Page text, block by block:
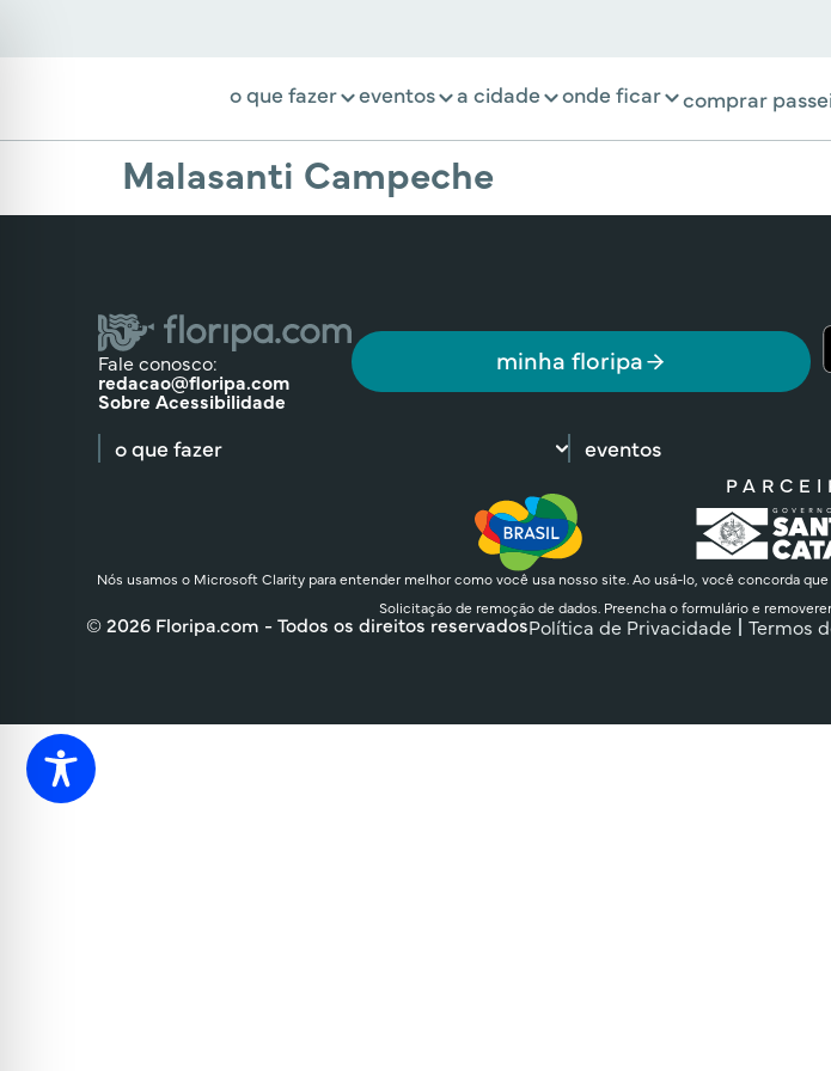
o que fazer eventos a cidade onde ficar comprar
Malasanti Campeche
Fale conosco:
redacao@floripa.com
Sobre Acessibilidade
minha floripa
o que fazer eventos
Nós usamos o Microsoft Clarity para entender melhor como você usa nosso site. Ao usá-lo, você concorda
Solicitação de remoção de dados. Preencha o formulário e
© 2026 Floripa.com - Todos os direitos reservadosPolítica de Privacidade Termos